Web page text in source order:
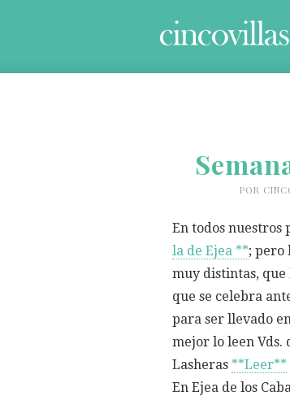
POR
En todos nuestros
la de Ejea **; pero
muy distintas, que
que se celebra
para ser llevado
mejor lo leen Vds.
Lasheras **Leer**
En Ejea de los